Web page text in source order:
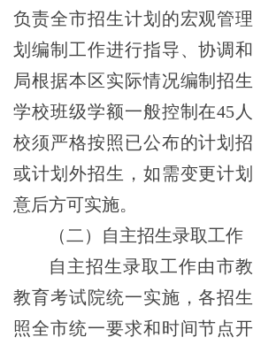
负责全市招生计划的宏观管
划编制工作进行指导、协调
局根据本区实际情况编制招
学校班级学额一般控制在45人
校须严格按照已公布的计划
或计划外招生，如需变更计
意后方可实施。
（二）自主招生录取工作
自主招生录取工作由市
教育考试院统一实施，各招
照全市统一要求和时间节点